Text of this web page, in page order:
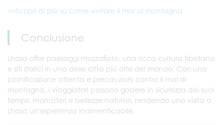
>>Scopri di più su come evitare il mal di montagna
Conclusione
Lhasa offre paesaggi mozzafiato, una ricca cultura tibetana
e siti storici in una delle città più alte del mondo. Con una
pianificazione attenta e precauzioni contro il mal di
montagna, i viaggiatori possono godere in sicurezza dei suoi
templi, monasteri e bellezze naturali, rendendo una visita a
Lhasa un'esperienza indimenticabile.